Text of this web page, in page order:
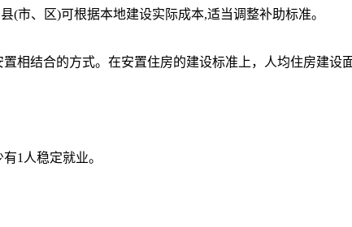
(市、区)可根据本地建设实际成本,适当调整补助标准。
相结合的方式。在安置住房的建设标准上，人均住房建设
1人稳定就业。